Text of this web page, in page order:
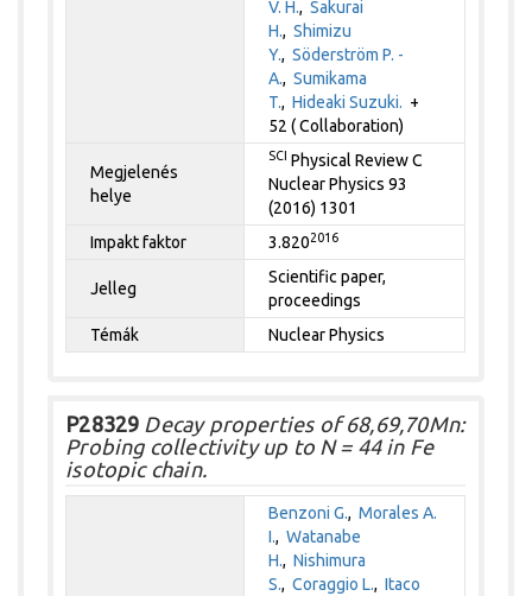
V. H.,Sakurai
H.,Shimizu
Y.,Söderström P. -
A.,Sumikama
T.,Hideaki Suzuki. +
52 ( Collaboration)
Megjelenés
helye
SCI Physical Review C
Nuclear Physics 93
(2016) 1301
Impakt faktor
3.8202016
Jelleg
Scientific paper,
proceedings
Témák
Nuclear Physics
P28329 Decay properties of 68,69,70Mn:
Probing collectivity up to N = 44 in Fe
isotopic chain.
Benzoni G.,Morales A.
I.,Watanabe
H.,Nishimura
S.,Coraggio L.,Itaco